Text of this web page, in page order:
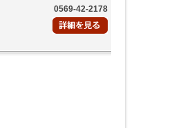
0569-42-2178